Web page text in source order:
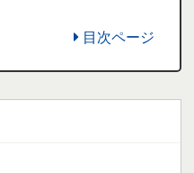
目次ページ